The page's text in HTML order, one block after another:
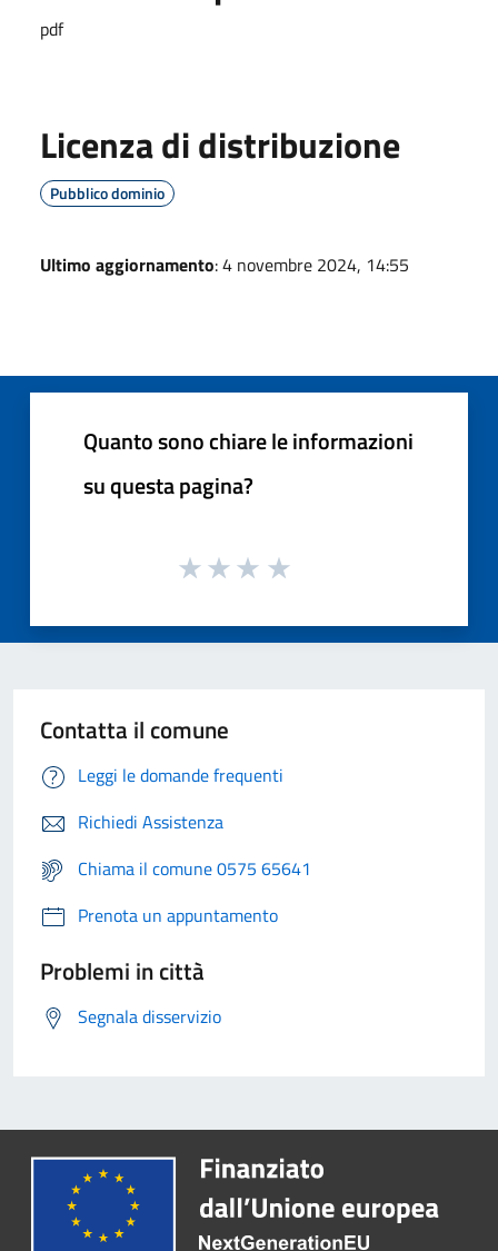
pdf
Licenza di distribuzione
Pubblico dominio
Ultimo aggiornamento: 4 novembre 2024, 14:55
Quanto sono chiare le informazioni
su questa pagina?
Contatta il comune
Leggi le domande frequenti
Richiedi Assistenza
Chiama il comune 0575 65641
Prenota un appuntamento
Problemi in città
Segnala disservizio